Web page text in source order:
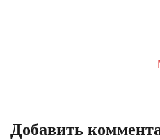
Добавить